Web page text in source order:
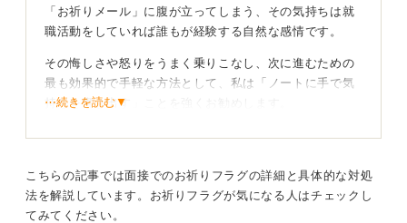
「お祈りメール」に腹が立ってしまう、その気持ちは就
職活動をしていれば誰もが経験する自然な感情です。
その悔しさや怒りをうまく乗りこなし、次に進むための
最も効果的で手軽な方法として、私は「ノートに手で気
持ちを書き出す」ことを強くお勧めします。
くりとした作業は、自分の中で渦巻いている言葉になら
ない感情を一つひとつ丁寧に見つめ、整理して言葉に変
換するプロセスになります。
⋯続きを読む▼
こちらの記事では面接でのお祈りフラグの詳細と具体的な対処
法を解説しています。お祈りフラグが気になる人はチェックし
てみてください。